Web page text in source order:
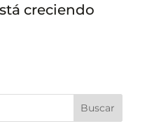
creciendo